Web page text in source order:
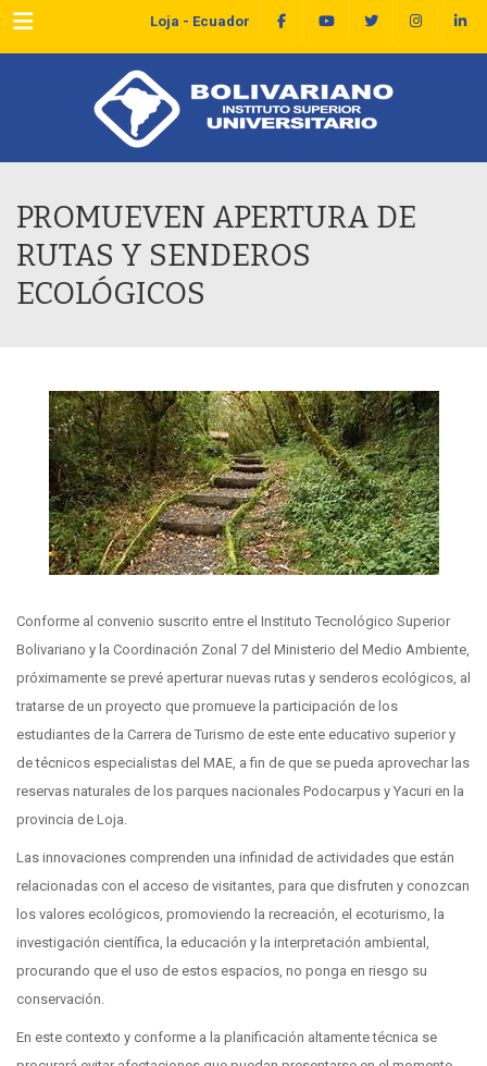
Menu Loja - Ecuador
PROMUEVEN APERTURA DE
RUTAS Y SENDEROS
ECOLÓGICOS
Conforme al convenio suscrito entre el Instituto Tecnológico Superior
Bolivariano y la Coordinación Zonal 7 del Ministerio del Medio Ambiente,
próximamente se prevé aperturar nuevas rutas y senderos ecológicos, al
tratarse de un proyecto que promueve la participación de los
estudiantes de la Carrera de Turismo de este ente educativo superior y
de técnicos especialistas del MAE, a fin de que se pueda aprovechar las
reservas naturales de los parques nacionales Podocarpus y Yacuri en la
provincia de Loja.
Las innovaciones comprenden una infinidad de actividades que están
relacionadas con el acceso de visitantes, para que disfruten y conozcan
los valores ecológicos, promoviendo la recreación, el ecoturismo, la
investigación científica, la educación y la interpretación ambiental,
procurando que el uso de estos espacios, no ponga en riesgo su
conservación.
En este contexto y conforme a la planificación altamente técnica se